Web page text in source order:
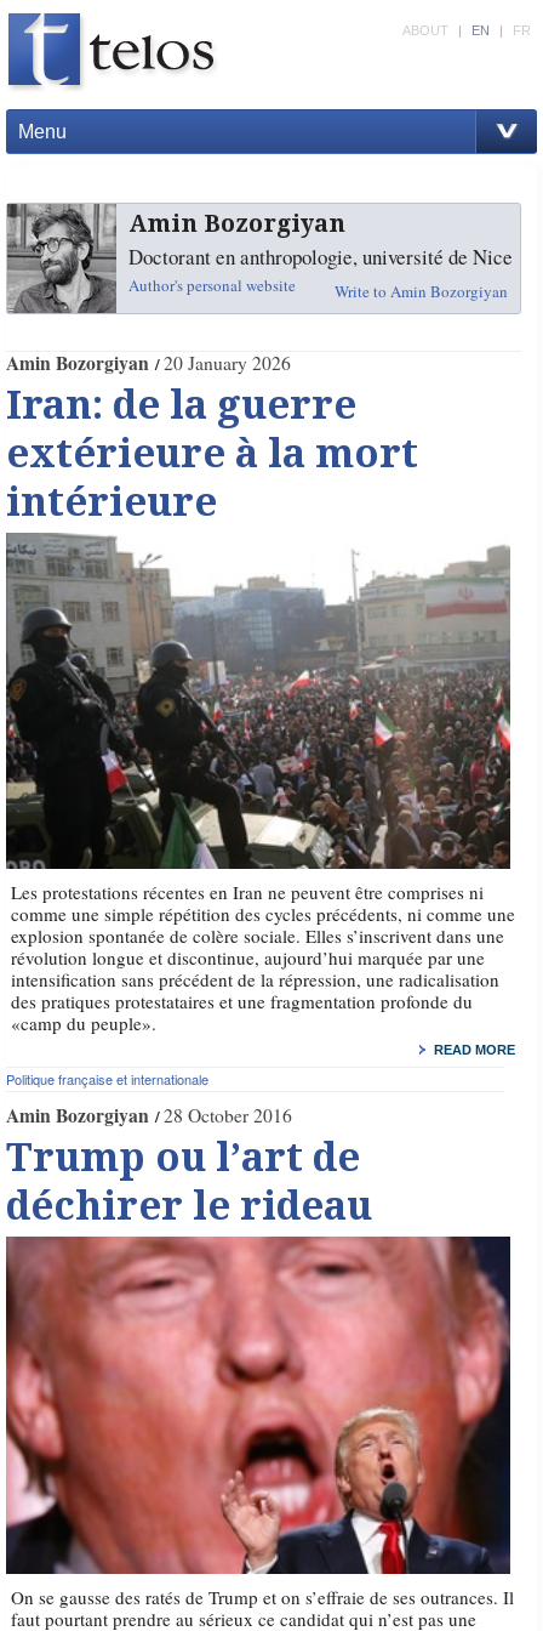
Menu
ABOUT | EN | FR
Amin Bozorgiyan
Doctorant en anthropologie, université de Nice
Author's personal website Write to Amin Bozorgiyan
Amin Bozorgiyan 20 January 2026
Iran: de la guerre
extérieure à la mort
intérieure
Les protestations récentes en Iran ne peuvent être comprises ni
comme une simple répétition des cycles précédents, ni comme une
explosion spontanée de colère sociale. Elles s’inscrivent dans une
révolution longue et discontinue, aujourd’hui marquée par une
intensification sans précédent de la répression, une radicalisation
des pratiques protestataires et une fragmentation profonde du
«camp du peuple».
READ MORE
Politique française et internationale
Amin Bozorgiyan 28 October 2016
Trump ou l’art de
déchirer le rideau
On se gausse des ratés de Trump et on s’effraie de ses outrances. Il
faut pourtant prendre au sérieux ce candidat qui n’est pas une